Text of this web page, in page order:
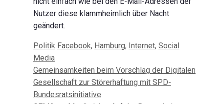
Nutzer diese klammheimlich über Nacht
geändert.
Kategorien
Politik Schlagwörter
Facebook, Hamburg, Internet, Social
Media
Beitrags-
Navigation
Gemeinsamkeiten beim Vorschlag der Digitalen
Gesellschaft zur Störerhaftung mit SPD-
Bundesratsinitiative